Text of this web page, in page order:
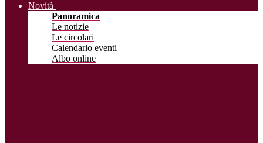
Novità
Panoramica
Le notizie
Le circolari
Calendario eventi
Albo online